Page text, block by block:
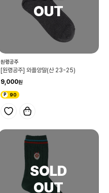
원령공주
[원령공주] 와플양말(산 23-25)
9,000
90